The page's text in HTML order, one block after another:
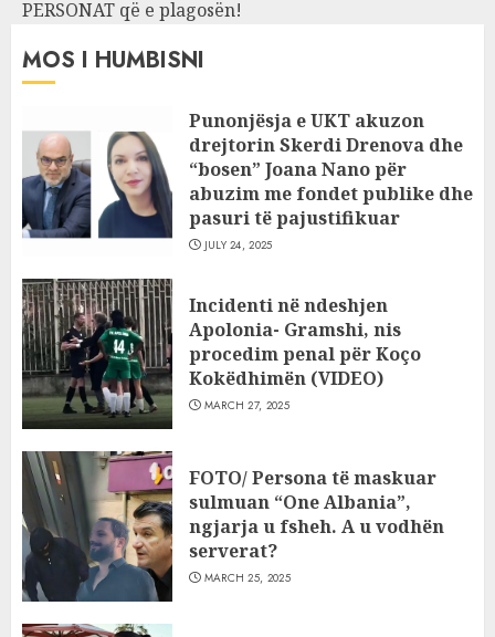
PERSONAT që e plagosën!
MOS I HUMBISNI
Punonjësja e UKT akuzon
drejtorin Skerdi Drenova dhe
“bosen” Joana Nano për
abuzim me fondet publike dhe
pasuri të pajustifikuar
JULY 24, 2025
Incidenti në ndeshjen
Apolonia- Gramshi, nis
procedim penal për Koço
Kokëdhimën (VIDEO)
MARCH 27, 2025
FOTO/ Persona të maskuar
sulmuan “One Albania”,
ngjarja u fsheh. A u vodhën
serverat?
MARCH 25, 2025